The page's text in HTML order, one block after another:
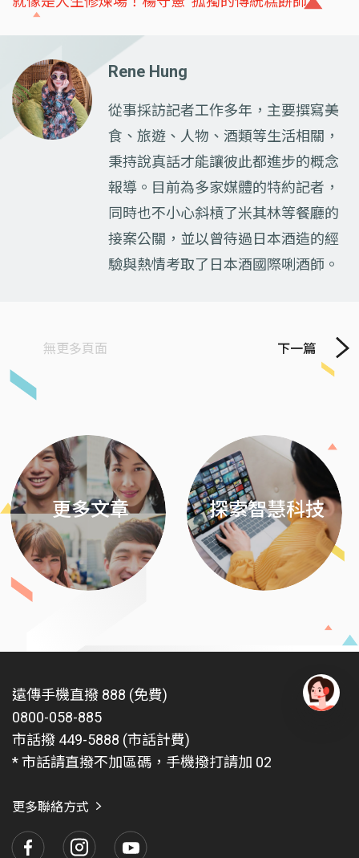
Rene Hung
從事採訪記者工作多年，主要撰寫美
食、旅遊、人物、酒類等生活相關，
秉持說真話才能讓彼此都進步的概念
報導。目前為多家媒體的特約記者，
同時也不小心斜槓了米其林等餐廳的
接案公關，並以曾待過日本酒造的經
驗與熱情考取了日本酒國際唎酒師。
無更多頁面 下一篇
更多文章 探索智慧科技
遠傳手機直撥 888 (免費)
0800-058-885
市話撥 449-5888 (市話計費)
* 市話請直撥不加區碼，手機撥打請加 02
更多聯絡方式